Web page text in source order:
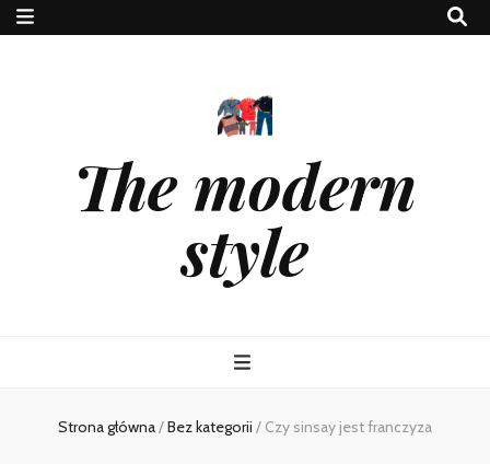
The modern
style
Strona główna/Bez kategorii / Czy sinsay jest franczyza